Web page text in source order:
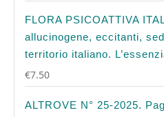
FLORA PSICOATTIVA
allucinogene, eccitanti,
territorio italiano.
€7.50
ALTROVE N° 25-2025.